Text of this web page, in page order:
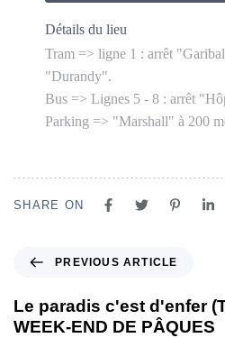
Détails du lieu
Tram => ligne 1 : arrêt
"Durandy".
Bus => Lignes 5 - 8 : arrêt
Parking => "Marshall" à 200
SHARE ON
PREVIOUS ARTICLE
Le paradis c'est d'enfer
WEEK-END DE PÂQUES